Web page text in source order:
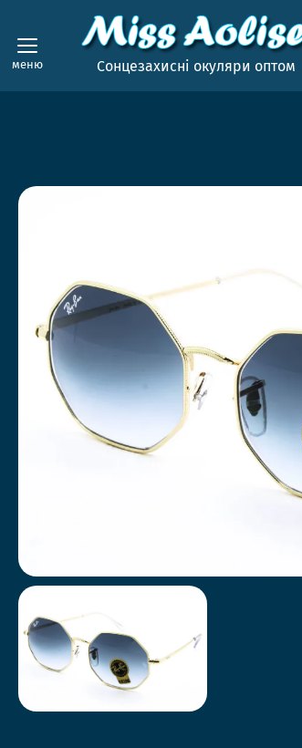
меню Сонцезахисні окуляри оптом